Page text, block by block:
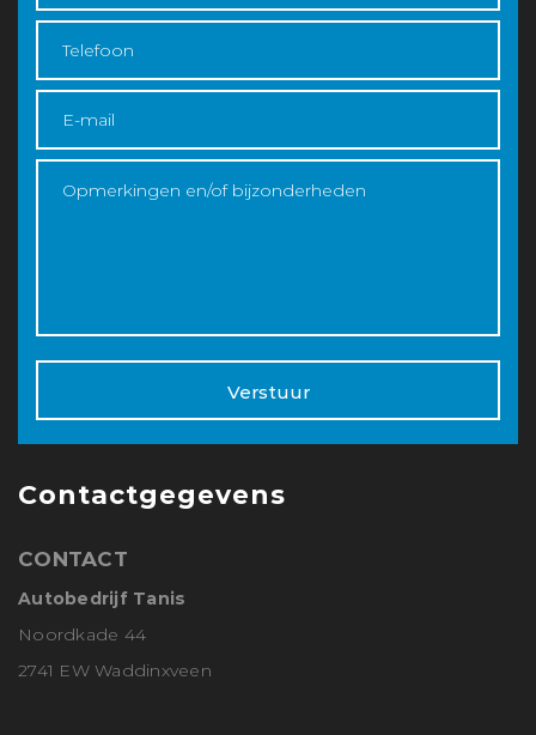
Verstuur
Contactgegevens
CONTACT
Autobedrijf Tanis
Noordkade 44
2741 EW Waddinxveen